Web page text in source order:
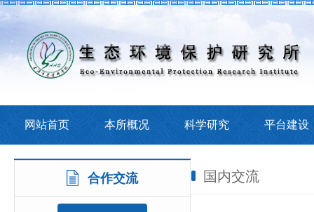
网站首页 本所概况 科学研究 平台建设
合作交流 国内交流